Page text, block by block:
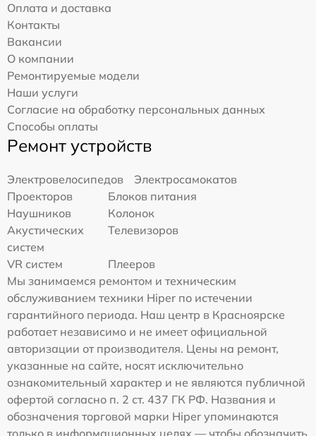
Оплата и доставка
Контакты
Вакансии
О компании
Ремонтируемые модели
Наши услуги
Согласие на обработку персональных данных
Способы оплаты
Ремонт устройств
Электровелосипедов
Электросамокатов
Проекторов
Блоков питания
Наушников
Колонок
Акустических
систем
Телевизоров
VR систем
Плееров
Мы занимаемся ремонтом и техническим
обслуживанием техники Hiper по истечении
гарантийного периода. Наш центр в Красноярске
работает независимо и не имеет официальной
авторизации от производителя. Цены на ремонт,
указанные на сайте, носят исключительно
ознакомительный характер и не являются публичной
офертой согласно п. 2 ст. 437 ГК РФ. Названия и
обозначения торговой марки Hiper упоминаются